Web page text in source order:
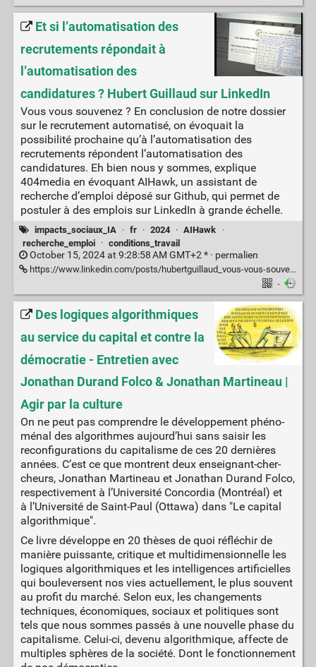
Et si l’automatisation des
recrutements répondait à
l’automatisation des
candidatures ? Hubert Guillaud sur LinkedIn
Vous vous souvenez ? En conclusion de notre dossier
sur le recrutement automatisé, on évoquait la
possibilité prochaine qu’à l’automatisation des
recrutements répondent l’automatisation des
candidatures. Eh bien nous y sommes, explique
404media en évoquant AIHawk, un assistant de
recherche d’emploi déposé sur Github, qui permet de
postuler à des emplois sur LinkedIn à grande échelle.
impacts_sociaux_IA · fr · 2024 · AIHawk
·
recherche_emploi
· conditions_travail
October 15, 2024 at 9:28:58 AM GMT+2 * · permalien
https://www.linkedin.com/posts/hubertguillaud_vous-vous-souvenez-en-conclusion-de-notre-activity-7251492781926289408-7aQ_
·
Des logiques algorithmiques
au service du capital et contre la
démocratie - Entretien avec
Jonathan Durand Folco & Jonathan Martineau |
Agir par la culture
On ne peut pas com­prendre le déve­lop­pe­ment phé­no­
mé­nal des algo­rithmes aujourd’hui sans sai­sir les
recon­fi­gu­ra­tions du capi­ta­lisme de ces 20 der­nières
années. C’est ce que montrent deux ensei­gnant-cher­
cheurs, Jona­than Mar­ti­neau et Jona­than Durand Fol­co,
res­pec­ti­ve­ment à l’Université Concor­dia (Mont­réal) et
à l’Université de Saint-Paul (Otta­wa) dans "Le capi­tal
algo­rith­mique".
Ce livre développe en 20 thèses de quoi réfléchir de
manière puissante, critique et multidimensionnelle les
logiques algorithmiques et les intelligences artificielles
qui bouleversent nos vies actuellement, le plus souvent
au profit du marché. Selon eux, les changements
techniques, économiques, sociaux et politiques sont
tels que nous sommes passés à une nouvelle phase du
capitalisme. Celui-ci, devenu algorithmique, affecte de
multiples sphères de la société. Dont le fonctionnement